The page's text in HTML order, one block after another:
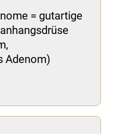
= gutartige
Adenom)